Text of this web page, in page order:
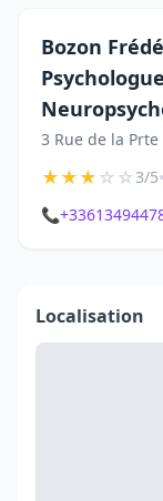
Bozon
3 Rue de la
★★★☆☆3/5•
📞
Localisation